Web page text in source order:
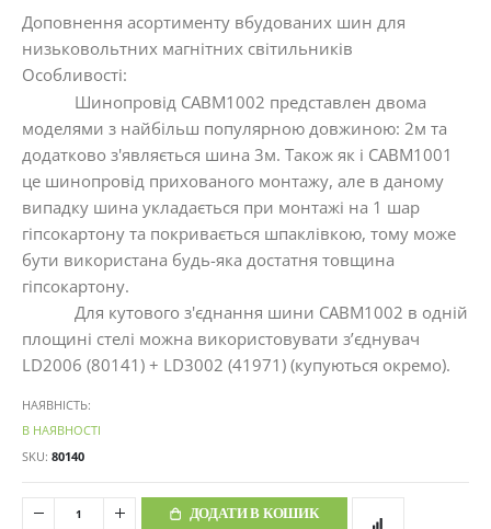
Доповнення асортименту вбудованих шин для
низьковольтних магнітних світильників
Особливості:
Шинопровід СABM1002 представлен двома
моделями з найбільш популярною довжиною: 2м та
додатково з'являється шина 3м. Також як і CABM1001
це шинопровід прихованого монтажу, але в даному
випадку шина укладається при монтажі на 1 шар
гіпсокартону та покривається шпаклівкою, тому може
бути використана будь-яка достатня товщина
гіпсокартону.
Для кутового з'єднання шини CABM1002 в одній
площині стелі можна використовувати з’єднувач
LD2006 (80141) + LD3002 (41971) (купуються окремо).
НАЯВНІСТЬ:
В НАЯВНОСТІ
SKU 80140
ДОДАТИ В КОШИК